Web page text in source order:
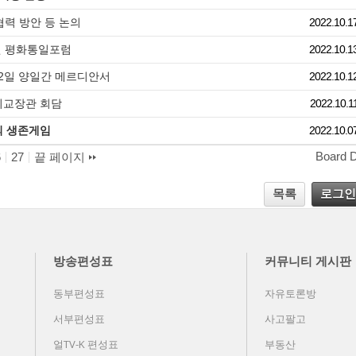
방안 등 논의
화통일포럼
양일간 메르디안서
장관 회담
생존게임
27 끝 페이지 Board
목록 로그인
방송편성표
동부편성표
서부편성표
얼TV-K 편성표
커뮤니티 게시판
자유토론방
사고팔고
부동산